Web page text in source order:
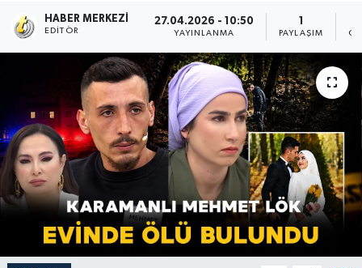
HABER MERKEZI
EDITÖR
27.04.2026 - 10:50
YAYINLANMA
1
PAYLAŞIM